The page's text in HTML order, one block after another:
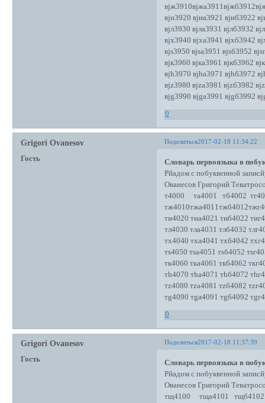
вjи3920 вjиа3921 вjиб3922
вjл3930 вjла3931 вjлб3932
вjх3940 вjха3941 вjхб3942
вjs3950 вjsа3951 вjsб3952
вjк3960 вjка3961 вjкб3962
вjh3970 вjhа3971 вjhб3972
вjz3980 вjzа3981 вjzб3982
вjg3990 вjgа3991 вjgб3992
0
Поделиться2017-02-18 11:34:22
Grigori Ovanesov
Гость
Словарь первоязыка в
Рйадом с побуквенной
Ованесов Григорий
т4000 та4001 тб4002
ти4020 тиа4021 тиб4022
тл4030 тла4031 тлб4032
тх4040 тха4041 тхб4042
тs4050 тsа4051 тsб4052
тк4060 тка4061 ткб4062
тh4070 тhа4071 тhб4072
тz4080 тzа4081 тzб4082
тg4090 тgа4091 тgб4092
0
Поделиться2017-02-18 11:37:39
Grigori Ovanesov
Гость
Словарь первоязыка в
Рйадом с побуквенной
Ованесов Григорий
тщ4100 тща4101 тщб4102